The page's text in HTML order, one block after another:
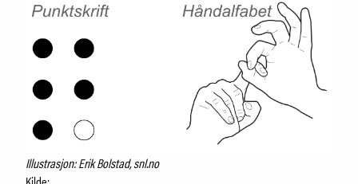
Illustrasjon: Erik Bolstad, snl.no